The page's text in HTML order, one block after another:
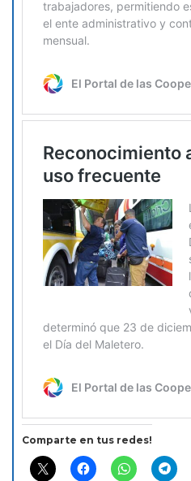
Comparte en tus redes!